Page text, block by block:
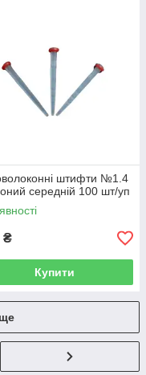
штифти №1.4
середній 100 шт/уп
₴
Купити